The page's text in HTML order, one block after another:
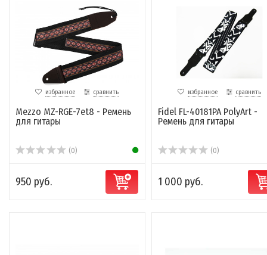
избранное сравнить
Mezzo MZ-RGE-7et8 - Ремень
для гитары
(0)
950 руб.
избранное сравнить
Fidel FL-40181PA PolyArt -
Ремень для гитары
(0)
1 000 руб.